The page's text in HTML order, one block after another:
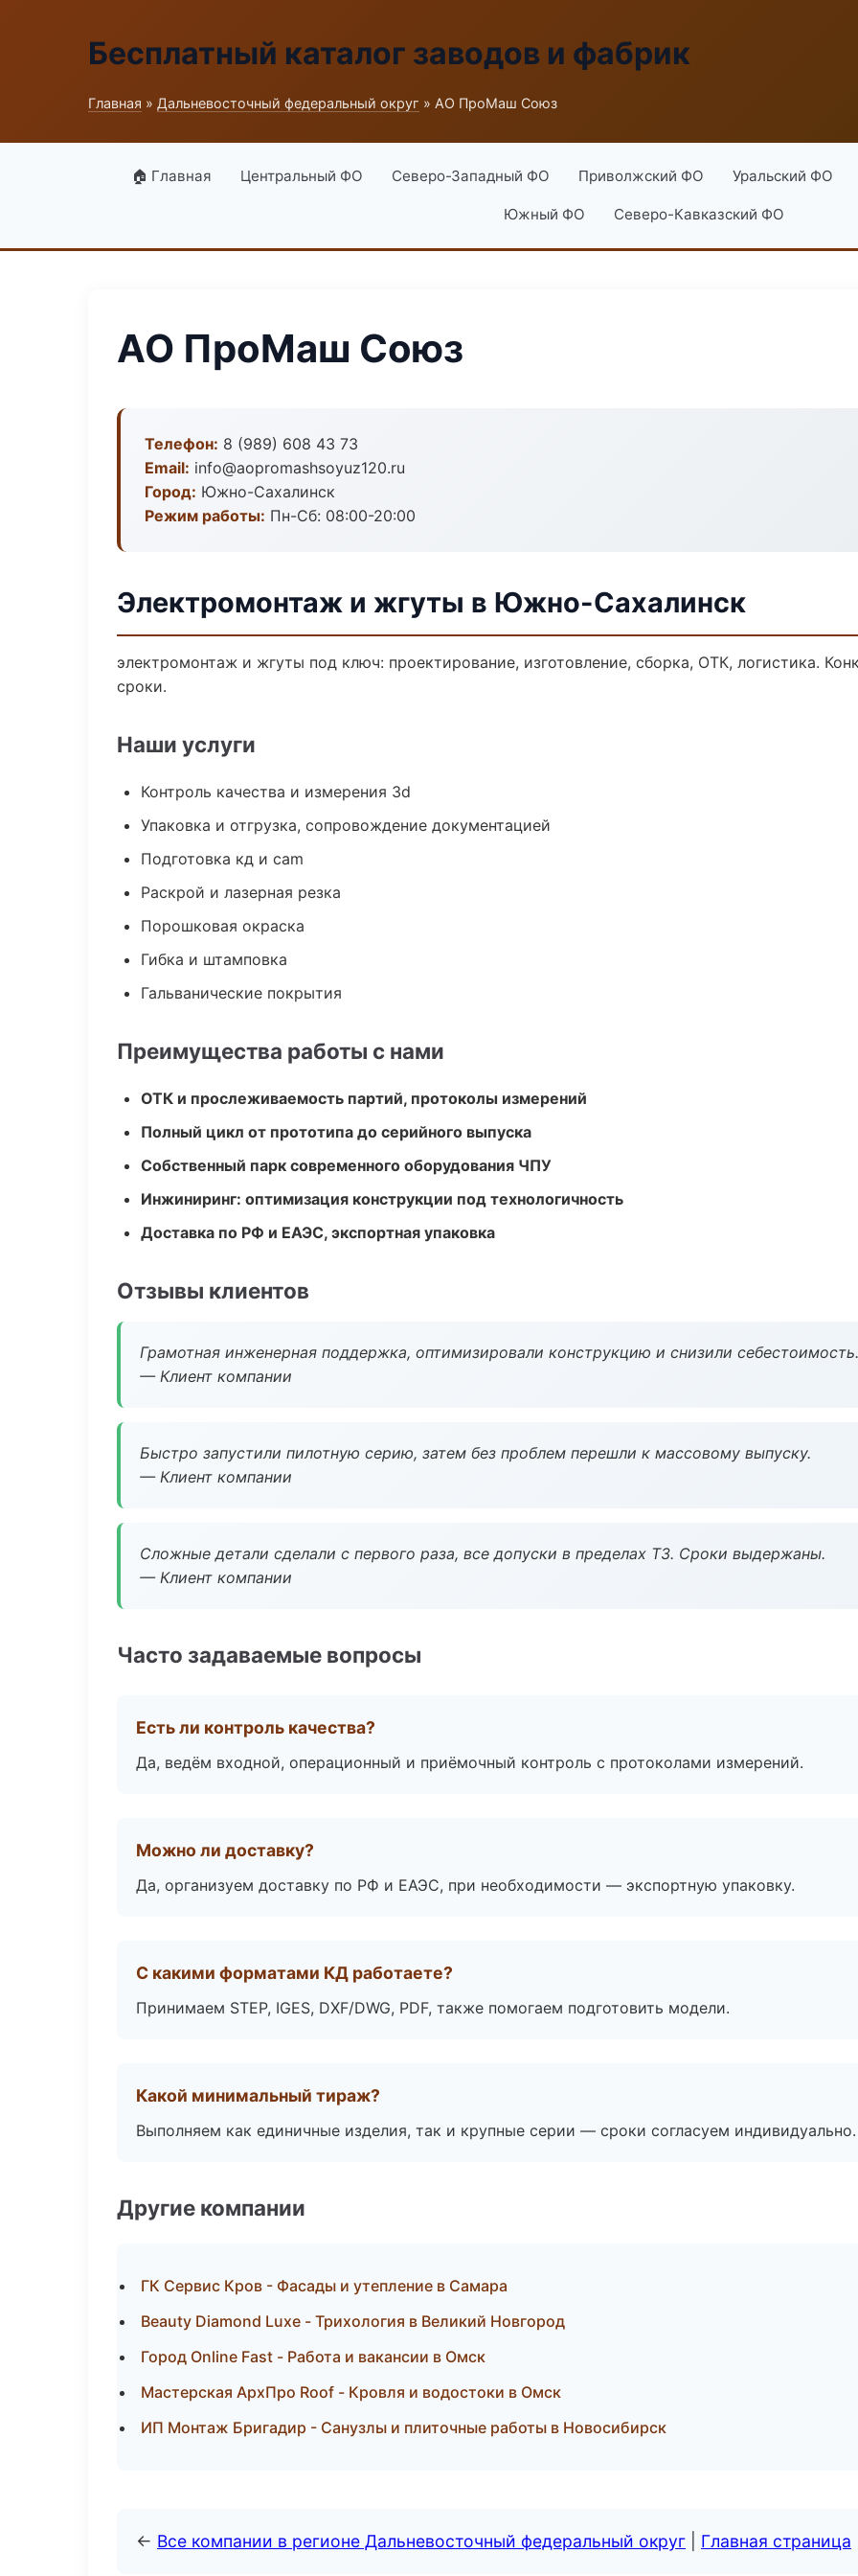
Бесплатный каталог заводов и фабрик
Главная » Дальневосточный федеральный округ » АО ПроМаш Союз
🏠 Главная Центральный ФО Северо-Западный ФО Приволжский ФО Уральский ФО
Южный ФО Северо-Кавказский ФО
АО ПроМаш Союз
Телефон: 8 (989) 608 43 73
Email: info@aopromashsoyuz120.ru
Город: Южно-Сахалинск
Режим работы: Пн-Сб: 08:00-20:00
Электромонтаж и жгуты в Южно-Сахалинск
электромонтаж и жгуты под ключ: проектирование, изготовление, сборка, ОТК, логистика.
сроки.
Наши услуги
Контроль качества и измерения 3d
Упаковка и отгрузка, сопровождение документацией
Подготовка кд и cam
Раскрой и лазерная резка
Порошковая окраска
Гибка и штамповка
Гальванические покрытия
Преимущества работы с нами
ОТК и прослеживаемость партий, протоколы измерений
Полный цикл от прототипа до серийного выпуска
Собственный парк современного оборудования ЧПУ
Инжиниринг: оптимизация конструкции под технологичность
Доставка по РФ и ЕАЭС, экспортная упаковка
Отзывы клиентов
Грамотная инженерная поддержка, оптимизировали конструкцию и снизили себестоимость.
— Клиент компании
Быстро запустили пилотную серию, затем без проблем перешли к массовому выпуску.
— Клиент компании
Сложные детали сделали с первого раза, все допуски в пределах ТЗ. Сроки выдержаны.
— Клиент компании
Часто задаваемые вопросы
Есть ли контроль качества?
Да, ведём входной, операционный и приёмочный контроль с протоколами измерений.
Можно ли доставку?
Да, организуем доставку по РФ и ЕАЭС, при необходимости — экспортную упаковку.
С какими форматами КД работаете?
Принимаем STEP, IGES, DXF/DWG, PDF, также помогаем подготовить модели.
Какой минимальный тираж?
Выполняем как единичные изделия, так и крупные серии — сроки согласуем индивидуально.
Другие компании
ГК Сервис Кров - Фасады и утепление в Самара
Beauty Diamond Luxe - Трихология в Великий Новгород
Город Online Fast - Работа и вакансии в Омск
Мастерская АрхПро Roof - Кровля и водостоки в Омск
ИП Монтаж Бригадир - Санузлы и плиточные работы в Новосибирск
← Все компании в регионе Дальневосточный федеральный округ Главная страница